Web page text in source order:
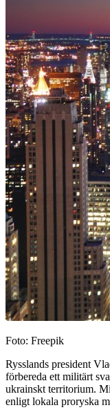
Foto: Freepik
Rysslands president
förbereda ett militärt
ukrainskt territorium.
enligt lokala proryska